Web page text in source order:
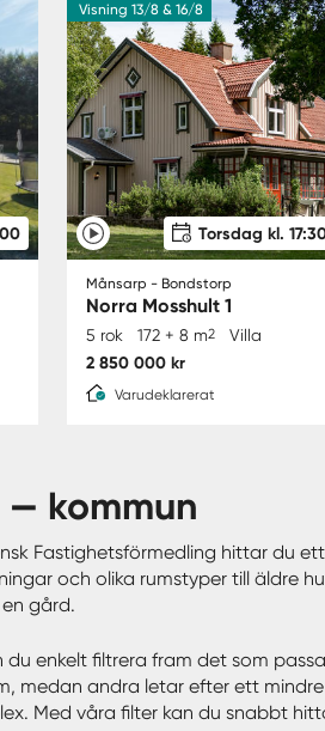
Visning 13/8 & 16/8
Torsdag kl.
Månsarp - Bondstorp
Norra Mosshult 1
5 rok 172 + 8 m2 Villa
2 850 000 kr
Varudeklarerat
— kommun
Fastighetsförmedling hittar du
och olika rumstyper till äldre
gård.
du enkelt filtrera fram det som
medan andra letar efter ett
Med våra filter kan du snabbt